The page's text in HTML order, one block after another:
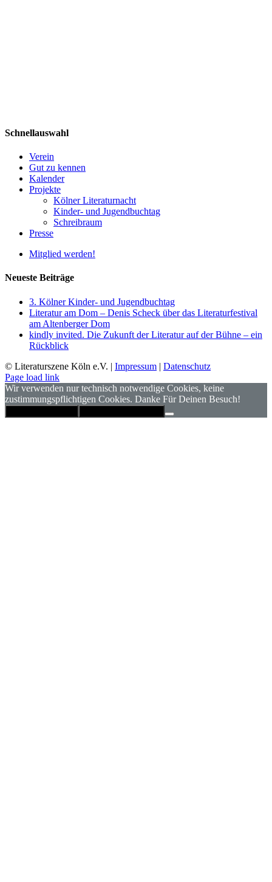
Schnellauswahl
Verein
Gut zu kennen
Kalender
Projekte
Kölner Literaturnacht
Kinder- und Jugendbuchtag
Schreibraum
Presse
Mitglied werden!
Neueste Beiträge
3. Kölner Kinder- und Jugendbuchtag
Literatur am Dom – Denis Scheck über das Literaturfestival
am Altenberger Dom
kindly invited. Die Zukunft der Literatur auf der Bühne – ein
Rückblick
© Literaturszene Köln e.V. | Impressum | Datenschutz
Page load link
Wir verwenden nur technisch notwendige Cookies, keine
zustimmungspflichtigen Cookies. Danke Für Deinen Besuch!